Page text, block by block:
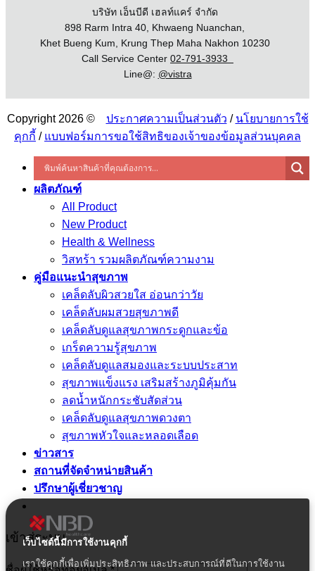
เว็บไซต์นี้มีการใช้งานคุกกี้
เราใช้คุกกี้เพื่อเพิ่มประสิทธิภาพ และประสบการณ์ที่ดีในการใช้งาน
บริษัท เอ็นบีดี เฮลท์แคร์ จำกัด
898 Rarm Intra 40, Khwaeng Nuanchan,
Khet Bueng Kum, Krung Thep Maha Nakhon 10230
Call Service Center 02-791-3933
Line@: @vistra
Copyright 2026 © ประกาศความเป็นส่วนตัว / นโยบายการใช้
คุกกี้ / แบบฟอร์มการขอใช้สิทธิของเจ้าของข้อมูลส่วนบุคคล
ผลิตภัณฑ์
All Product
New Product
Health & Wellness
วิสทร้า รวมผลิตภัณฑ์ความงาม
คู่มือแนะนำสุขภาพ
เคล็ดลับผิวสวยใส อ่อนกว่าวัย
เคล็ดลับผมสวยสุขภาพดี
เคล็ดลับดูแลสุขภาพกระดูกและข้อ
เกร็ดความรู้สุขภาพ
เคล็ดลับดูแลสมองและระบบประสาท
สุขภาพแข็งแรง เสริมสร้างภูมิคุ้มกัน
ลดน้ำหนักกระชับสัดส่วน
เคล็ดลับดูแลสุขภาพดวงตา
สุขภาพหัวใจและหลอดเลือด
ข่าวสาร
สถานที่จัดจำหน่ายสินค้า
ปรึกษาผู้เชี่ยวชาญ
เข้าสู่ระบบ